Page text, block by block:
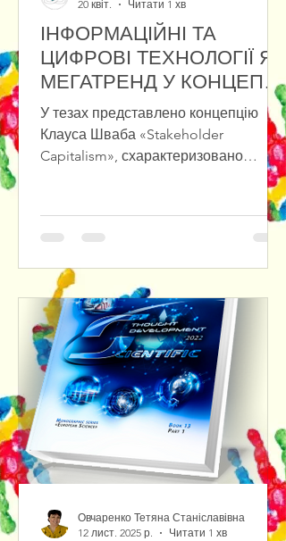
ІНФОРМАЦІЙНІ ТА
ЦИФРОВІ ТЕХНОЛОГІЇ ЯК
МЕГАТРЕНД У КОНЦЕПЦІЇ
«STAKEHOLDER
CAPITALISM»
У тезах представлено концепцію
Клауса Шваба «Stakeholder
Capitalism», схарактеризовано
цифровими проявами мегатрендів.
20 квіт.
Читати 1 хв
Овчаренко Тетяна Станіславівна
12 лист. 2025 р.
Читати 1 хв